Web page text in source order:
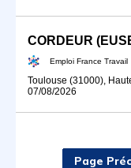
Emploi France Travail
Toulouse (31000),
07/08/2026
Page